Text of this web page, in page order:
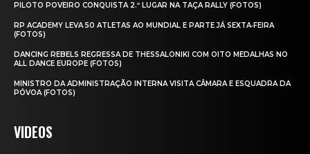
PILOTO POVEIRO CONQUISTA 2.º LUGAR NA TAÇA RALLY (FOTOS)
RP ACADEMY LEVA 50 ATLETAS AO MUNDIAL E PARTE JÁ SEXTA‑FEIRA
(FOTOS)
DANCING REBELS REGRESSA DE THESSALONIKI COM OITO MEDALHAS NO
ALL DANCE EUROPE (FOTOS)
MINISTRO DA ADMINISTRAÇÃO INTERNA VISITA CÂMARA E ESQUADRA DA
PÓVOA (FOTOS)
VIDEOS